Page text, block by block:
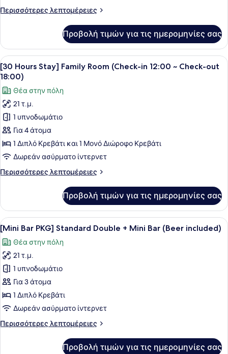
Room
12:00
~
Check-
out
18:00)
Περισσότερες λεπτομέρειες
Περισσότερες
Hours
Stay]
Standard
Twin
(Check-
in
12:00
Check-
18:00)
Προβολή τιμών για τις ημερομηνίες σας
Προβολή
όλων
των
φωτογραφιών
για
[30
Hours
Stay]
Family
(Check-
~
Check-
out
18:00)
Ένα κρεβάτι με δύο κουκέτες, με
6
[30 Hours Stay] Family Room (Check-in 12:00 ~ Check-out
18:00)
Θέα στην πόλη
21 τ.μ.
1 υπνοδωμάτιο
Για 4 άτομα
1 Διπλό Κρεβάτι και 1 Μονό Διώροφο Κρεβάτι
Δωρεάν ασύρματο ίντερνετ
Περισσότερες λεπτομέρειες
Περισσότερες
Hours
Stay]
Family
Room
(Check-
in
12:00
Check-
out
18:00)
Προβολή τιμών για τις ημερομηνίες σας
Προβολή
όλων
των
φωτογραφιών
για
[Mini
Bar
PKG]
Standard
Double
Μια προθήκη με σνακ που
6
[Mini Bar PKG] Standard Double + Mini Bar (Beer included)
Θέα στην πόλη
21 τ.μ.
1 υπνοδωμάτιο
Για 3 άτομα
1 Διπλό Κρεβάτι
Δωρεάν ασύρματο ίντερνετ
Περισσότερες λεπτομέρειες
Περισσότερες
Προβολή τιμών για τις ημερομηνίες σας